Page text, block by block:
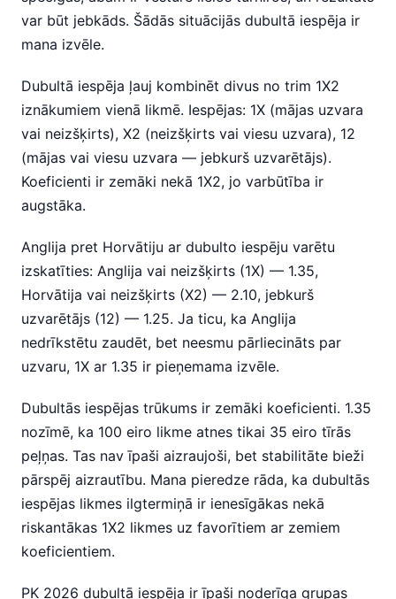
var būt jebkāds. Šādās situācijās dubultā iespēja ir
mana izvēle.
Dubultā iespēja ļauj kombinēt divus no trim 1X2
iznākumiem vienā likmē. Iespējas: 1X (mājas uzvara
vai neizšķirts), X2 (neizšķirts vai viesu uzvara), 12
(mājas vai viesu uzvara — jebkurš uzvarētājs).
Koeficienti ir zemāki nekā 1X2, jo varbūtība ir
augstāka.
Anglija pret Horvātiju ar dubulto iespēju varētu
izskatīties: Anglija vai neizšķirts (1X) — 1.35,
Horvātija vai neizšķirts (X2) — 2.10, jebkurš
uzvarētājs (12) — 1.25. Ja ticu, ka Anglija
nedrīkstētu zaudēt, bet neesmu pārliecināts par
uzvaru, 1X ar 1.35 ir pieņemama izvēle.
Dubultās iespējas trūkums ir zemāki koeficienti. 1.35
nozīmē, ka 100 eiro likme atnes tikai 35 eiro tīrās
peļņas. Tas nav īpaši aizraujoši, bet stabilitāte bieži
pārspēj aizrautību. Mana pieredze rāda, ka dubultās
iespējas likmes ilgtermiņā ir ienesīgākas nekā
riskantākas 1X2 likmes uz favorītiem ar zemiem
koeficientiem.
PK 2026 dubultā iespēja ir īpaši noderīga grupas